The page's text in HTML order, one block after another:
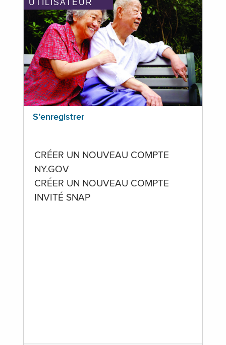
UTILISATEUR
S’enregistrer
CRÉER UN NOUVEAU COMPTE
NY.GOV
CRÉER UN NOUVEAU COMPTE
INVITÉ SNAP